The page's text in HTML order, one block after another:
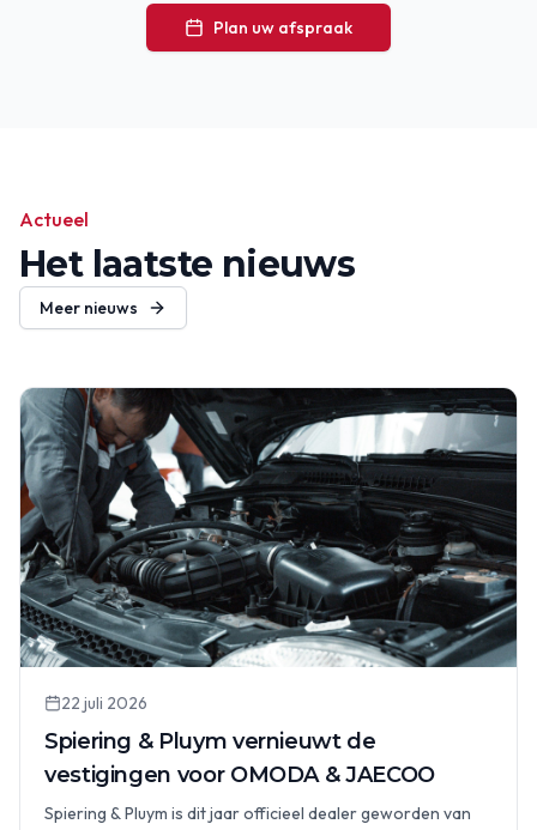
Plan uw afspraak
Actueel
Het laatste nieuws
Meer nieuws
22 juli 2026
Spiering & Pluym vernieuwt de
vestigingen voor OMODA & JAECOO
Spiering & Pluym is dit jaar officieel dealer geworden van